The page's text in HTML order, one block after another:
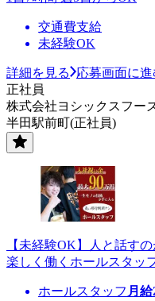
交通費支給
未経験OK
詳細を見る
応募画面に進
正社員
株式会社ヨシックスフー
半田駅前町(正社員)
【未経験OK】人と話す
楽しく働くホールスタッ
ホールスタッフ 月給